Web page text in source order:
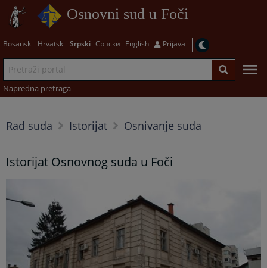
Osnovni sud u Foči
Bosanski Hrvatski Srpski Српски English Prijava
Napredna pretraga
Rad suda Istorijat Osnivanje suda
Istorijat Osnovnog suda u Foči